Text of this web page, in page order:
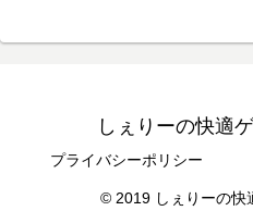
しぇりーの快適
プライバシーポリシー
© 2019 しぇりーの快